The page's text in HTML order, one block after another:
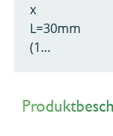
x
L=30mm
(1…